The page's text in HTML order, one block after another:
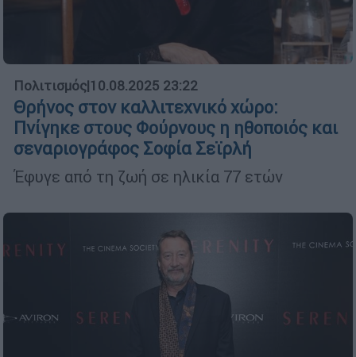
Πολιτισμός|10.08.2025 23:22
Θρήνος στον καλλιτεχνικό χώρο:
Πνίγηκε στους Φούρνους η ηθοποιός και
σεναριογράφος Σοφία Σεϊρλή
Έφυγε από τη ζωή σε ηλικία 77 ετών